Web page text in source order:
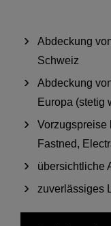
Abdeckung
Schweiz
Abdeckung
Europa (stetig
Vorzugspreise
Fastned,
übersichtliche
zuverlässiges